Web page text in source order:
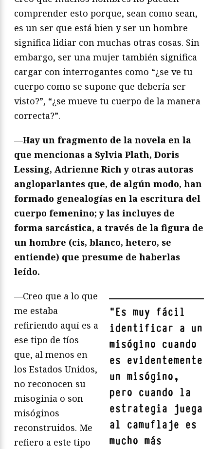
comprender esto porque, sean como sean,
es un ser que está bien y ser un hombre
significa lidiar con muchas otras cosas. Sin
embargo, ser una mujer también significa
cargar con interrogantes como “¿se ve tu
cuerpo como se supone que debería ser
visto?”, “¿se mueve tu cuerpo de la manera
correcta?”.
—Hay un fragmento de la novela en la
que mencionas a Sylvia Plath, Doris
Lessing, Adrienne Rich y otras autoras
angloparlantes que, de algún modo, han
formado genealogías en la escritura del
cuerpo femenino; y las incluyes de
forma sarcástica, a través de la figura de
un hombre (cis, blanco, hetero, se
entiende) que presume de haberlas
leído.
"Es muy fácil
identificar a un
misógino cuando
es evidentemente
un misógino,
pero cuando la
estrategia juega
al camuflaje es
mucho más
—Creo que a lo que
me estaba
refiriendo aquí es a
ese tipo de tíos
que, al menos en
los Estados Unidos,
no reconocen su
misoginia o son
misóginos
reconstruidos. Me
refiero a este tipo